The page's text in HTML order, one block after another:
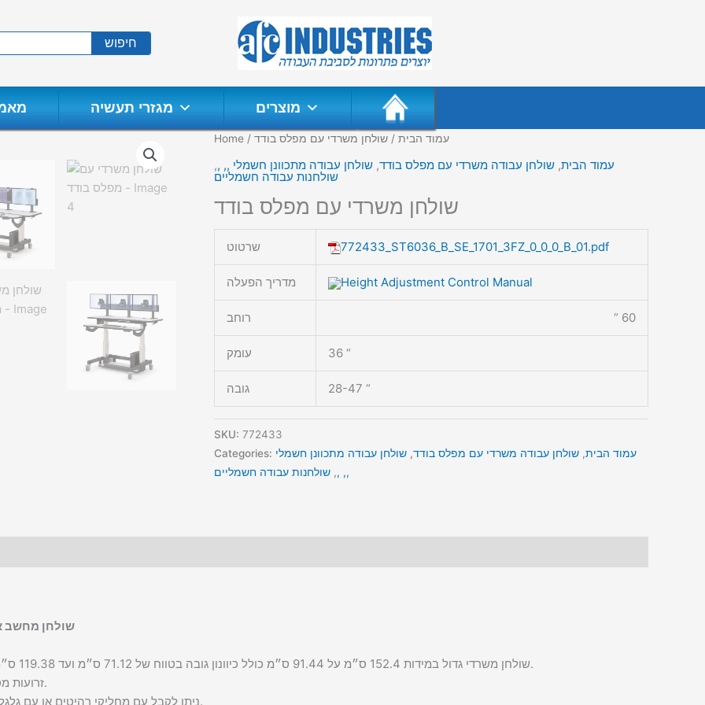
חיפוש
מגזרי תעשיה מוצרים
Home / עמוד הבית / שולחן משרדי עם מפלס בודד
עמוד הבית, שולחן עבודה משרדי עם מפלס בודד, שולחן עבודה מתכוונן חשמלי ,, ,,
שולחנות עבודה חשמליים
שולחן משרדי עם מפלס בודד
שרטוט 772433_ST6036_B_SE_1701_3FZ_0_0_0_B_01.pdf
מדריך הפעלה Height Adjustment Control Manual
רוחב 60 “
עומק 36 “
גובה 28-47 “
SKU: 772433
Categories:
עמוד הבית, שולחן עבודה משרדי עם מפלס בודד, שולחן עבודה מתכוונן חשמלי
,, ,
, שולחנות עבודה חשמליים
שולחן מחשב
שולחן משרדי גדול במידות 152.4 ס״מ על 91.44 ס״מ כולל כיוונון גובה בטווח של 71.12 ס״מ ועד 119.38 ס״מ מהרצפה המאפשר התאמה לעבודה בישיבה או בעמידה.
זרועות מסך מפרקיות מאפשרות התאמה מיטבית של מרחק הצפייה.
ניתן לקבל עם מחליקי רהיטים או עם גלגלים המאפשרים להעביר בנוחות את השולחן ממקום למקום.